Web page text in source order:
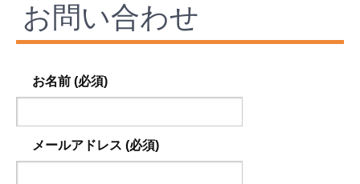
お問い合わせ
お名前 (必須)
メールアドレス (必須)